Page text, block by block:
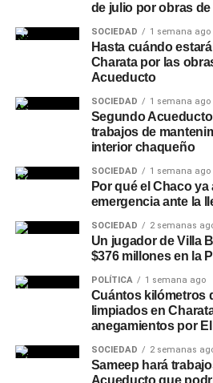
de julio por obras de
SOCIEDAD 1 semana ago
Hasta cuándo
Charata por las
Acueducto
SOCIEDAD 1 semana ago
Segundo
trabajos de
interior chaqueño
SOCIEDAD 1 semana ago
Por qué el Chaco
emergencia ante la
SOCIEDAD 2 semanas
Un jugador de Villa
$376 millones en la
POLÍTICA 1 semana ago
Cuántos kilómetros
limpiados en
anegamientos por
SOCIEDAD 2 semanas
Sameep hará
Acueducto que